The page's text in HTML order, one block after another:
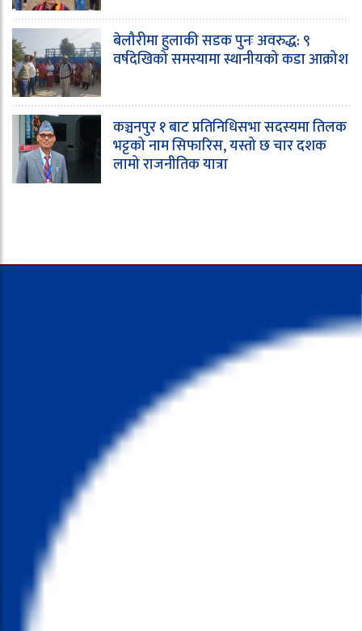
बेलौरीमा हुलाकी सडक पुनः अवरुद्ध: ९
वर्षदेखिको समस्यामा स्थानीयको कडा आक्रोश
कञ्चनपुर १ बाट प्रतिनिधिसभा सदस्यमा तिलक
भट्टको नाम सिफारिस, यस्तो छ चार दशक
लामो राजनीतिक यात्रा